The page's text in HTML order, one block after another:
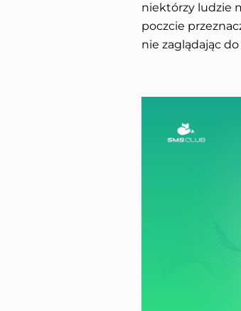
niektórzy ludzie
poczcie
nie zaglądając